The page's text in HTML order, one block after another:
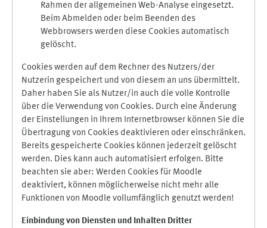
Rahmen der allgemeinen Web-Analyse eingesetzt.
Beim Abmelden oder beim Beenden des
Webbrowsers werden diese Cookies automatisch
gelöscht.
Cookies werden auf dem Rechner des Nutzers/der
Nutzerin gespeichert und von diesem an uns übermittelt.
Daher haben Sie als Nutzer/in auch die volle Kontrolle
über die Verwendung von Cookies. Durch eine Änderung
der Einstellungen in Ihrem Internetbrowser können Sie die
Übertragung von Cookies deaktivieren oder einschränken.
Bereits gespeicherte Cookies können jederzeit gelöscht
werden. Dies kann auch automatisiert erfolgen. Bitte
beachten sie aber: Werden Cookies für Moodle
deaktiviert, können möglicherweise nicht mehr alle
Funktionen von Moodle vollumfänglich genutzt werden!
Einbindung von Diensten und Inhalten Dritter